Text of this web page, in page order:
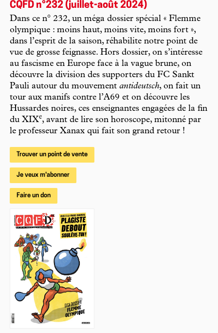
CQFD n°232 (juillet-août 2024)
Dans ce n° 232, un méga dossier spécial « Flemme
olympique : moins haut, moins vite, moins fort »,
dans l’esprit de la saison, réhabilite notre point de
vue de grosse feignasse. Hors dossier, on s’intéresse
au fascisme en Europe face à la vague brune, on
découvre la division des supporters du FC Sankt
Pauli autour du mouvement antideutsch, on fait un
tour aux manifs contre l’A69 et on découvre les
Hussardes noires, ces enseignantes engagées de la fin
du XIXe, avant de lire son horoscope, mitonné par
le professeur Xanax qui fait son grand retour !
Trouver un point de vente
Je veux m'abonner
Faire un don